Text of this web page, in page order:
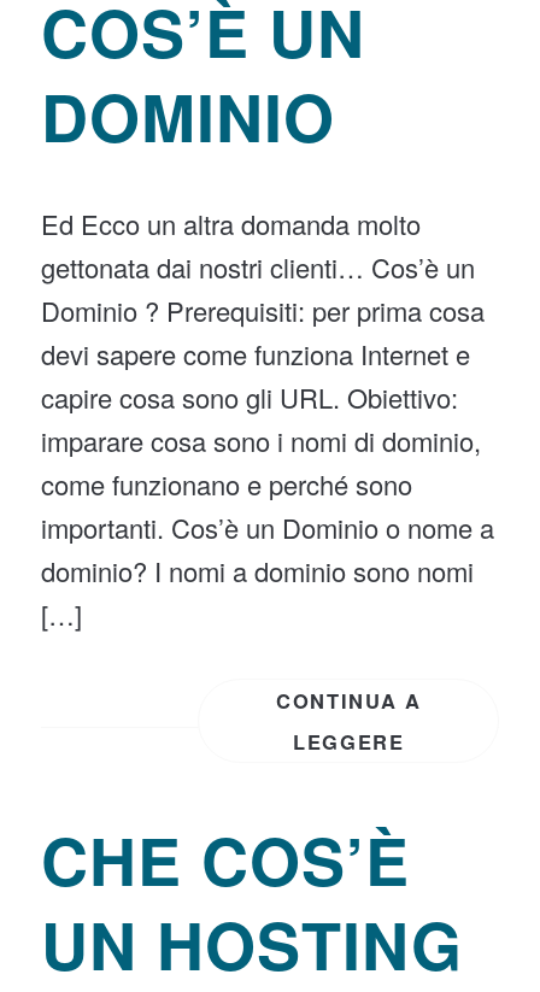
COS’È UN
DOMINIO
Ed Ecco un altra domanda molto
gettonata dai nostri clienti… Cos’è un
Dominio ? Prerequisiti: per prima cosa
devi sapere come funziona Internet e
capire cosa sono gli URL. Obiettivo:
imparare cosa sono i nomi di dominio,
come funzionano e perché sono
importanti. Cos’è un Dominio o nome a
dominio? I nomi a dominio sono nomi
[…]
CONTINUA A
LEGGERE
CHE COS’È
UN HOSTING